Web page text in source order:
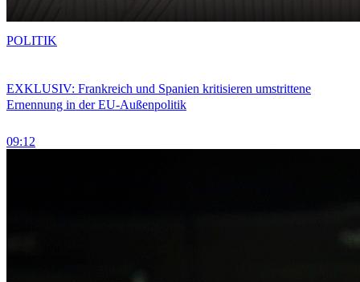
EXKLUSIV: Frankreich und Spanien kritisieren umstrittene
Ernennung in der EU-Außenpolitik
09:12
POLITIK